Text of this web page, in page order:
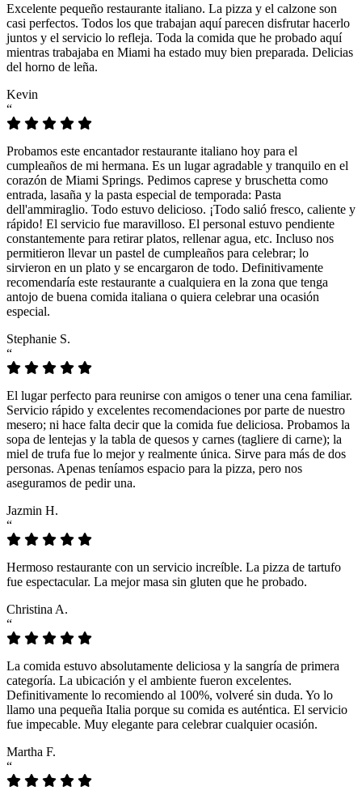
Excelente pequeño restaurante italiano. La pizza y el calzone son
casi perfectos. Todos los que trabajan aquí parecen disfrutar hacerlo
juntos y el servicio lo refleja. Toda la comida que he probado aquí
mientras trabajaba en Miami ha estado muy bien preparada. Delicias
del horno de leña.
Kevin
“
Probamos este encantador restaurante italiano hoy para el
cumpleaños de mi hermana. Es un lugar agradable y tranquilo en el
corazón de Miami Springs. Pedimos caprese y bruschetta como
entrada, lasaña y la pasta especial de temporada: Pasta
dell'ammiraglio. Todo estuvo delicioso. ¡Todo salió fresco, caliente y
rápido! El servicio fue maravilloso. El personal estuvo pendiente
constantemente para retirar platos, rellenar agua, etc. Incluso nos
permitieron llevar un pastel de cumpleaños para celebrar; lo
sirvieron en un plato y se encargaron de todo. Definitivamente
recomendaría este restaurante a cualquiera en la zona que tenga
antojo de buena comida italiana o quiera celebrar una ocasión
especial.
Stephanie S.
“
El lugar perfecto para reunirse con amigos o tener una cena familiar.
Servicio rápido y excelentes recomendaciones por parte de nuestro
mesero; ni hace falta decir que la comida fue deliciosa. Probamos la
sopa de lentejas y la tabla de quesos y carnes (tagliere di carne); la
miel de trufa fue lo mejor y realmente única. Sirve para más de dos
personas. Apenas teníamos espacio para la pizza, pero nos
aseguramos de pedir una.
Jazmin H.
“
Hermoso restaurante con un servicio increíble. La pizza de tartufo
fue espectacular. La mejor masa sin gluten que he probado.
Christina A.
“
La comida estuvo absolutamente deliciosa y la sangría de primera
categoría. La ubicación y el ambiente fueron excelentes.
Definitivamente lo recomiendo al 100%, volveré sin duda. Yo lo
llamo una pequeña Italia porque su comida es auténtica. El servicio
fue impecable. Muy elegante para celebrar cualquier ocasión.
Martha F.
“